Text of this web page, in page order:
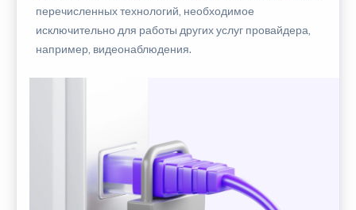
перечисленных технологий, необходимое
исключительно для работы других услуг провайдера,
например, видеонаблюдения.